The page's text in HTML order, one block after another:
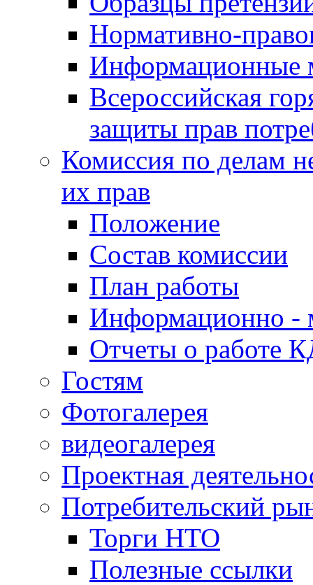
Нормативно-
Информационные
Всероссийская
защиты прав
Комиссия по делам
их прав
Положение
Состав комиссии
План работы
Информационно -
Отчеты о работе
Гостям
Фотогалерея
видеогалерея
Проектная
Потребительский
Торги НТО
Полезные ссылки